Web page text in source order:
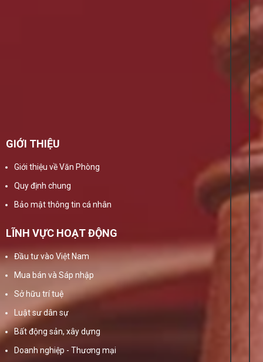
GIỚI THIỆU
Giới thiệu về Văn Phòng
Quy định chung
Bảo mật thông tin cá nhân
LĨNH VỰC HOẠT ĐỘNG
Đầu tư vào Việt Nam
Mua bán và Sáp nhập
Sở hữu trí tuệ
Luật sư dân sự
Bất động sản, xây dựng
Doanh nghiệp - Thương mại